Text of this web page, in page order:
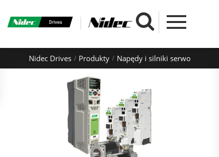
Nidec Drives Produkty Napędy i silniki serwo